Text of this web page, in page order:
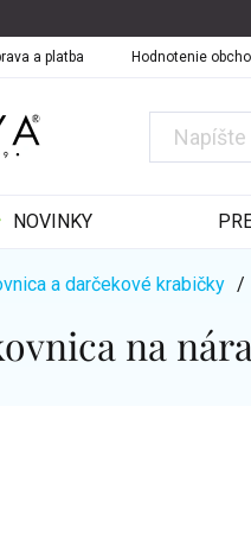
a platba Hodnotenie
NOVINKY
a darčekové krabičky /
na